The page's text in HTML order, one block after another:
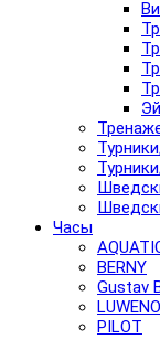
Часы
BERNY
Gustav
PILOT